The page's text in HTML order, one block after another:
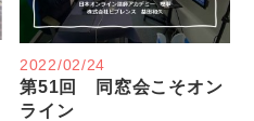
2022/02/24
第51回 同窓会こそオン
ライン